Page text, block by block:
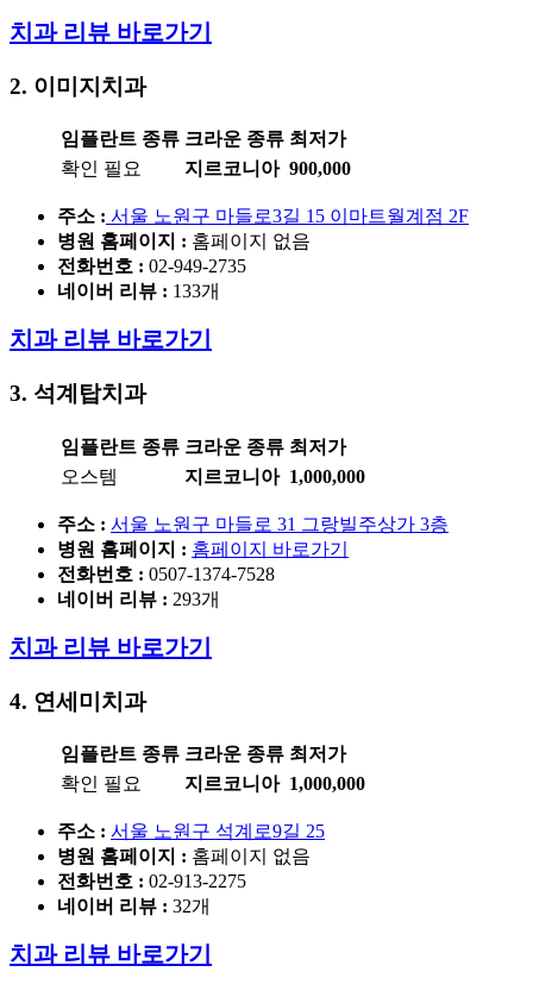
치과 리뷰 바로가기
2. 이미지치과
임플란트 종류 크라운 종류 최저가
확인 필요
지르코니아 900,000
주소 : 서울 노원구 마들로3길 15 이마트월계점 2F
병원 홈페이지 : 홈페이지 없음
전화번호 : 02-949-2735
네이버 리뷰 : 133개
치과 리뷰 바로가기
3. 석계탑치과
임플란트 종류 크라운 종류 최저가
오스템
지르코니아 1,000,000
주소 : 서울 노원구 마들로 31 그랑빌주상가 3층
병원 홈페이지 : 홈페이지 바로가기
전화번호 : 0507-1374-7528
네이버 리뷰 : 293개
치과 리뷰 바로가기
4. 연세미치과
임플란트 종류 크라운 종류 최저가
확인 필요
지르코니아 1,000,000
주소 : 서울 노원구 석계로9길 25
병원 홈페이지 : 홈페이지 없음
전화번호 : 02-913-2275
네이버 리뷰 : 32개
치과 리뷰 바로가기